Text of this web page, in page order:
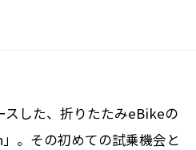
スした、折りたたみeBikeの
。その初めての試乗機会と